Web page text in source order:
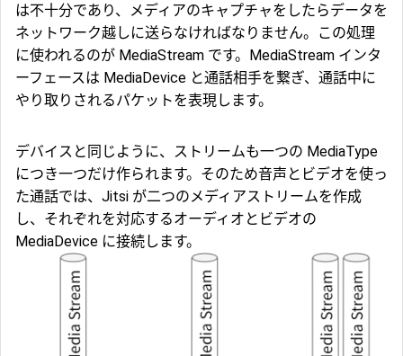
は不十分であり、メディアのキャプチャをしたらデータを
ネットワーク越しに送らなければなりません。この処理
に使われるのが MediaStream です。MediaStream インタ
ーフェースは MediaDevice と通話相手を繋ぎ、通話中に
やり取りされるパケットを表現します。
デバイスと同じように、ストリームも一つの MediaType
につき一つだけ作られます。そのため音声とビデオを使っ
た通話では、Jitsi が二つのメディアストリームを作成
し、それぞれを対応するオーディオとビデオの
MediaDevice に接続します。